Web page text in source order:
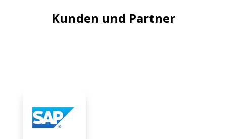
Kunden und Partner